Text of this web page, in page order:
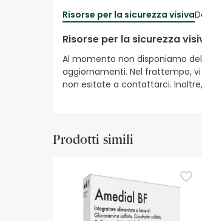
Risorse per la sicurezza visiva
Risorse per la sicurezza
Al momento non disponiamo
aggiornamenti. Nel frattempo,
non esitate a contattarci.
Prodotti simili